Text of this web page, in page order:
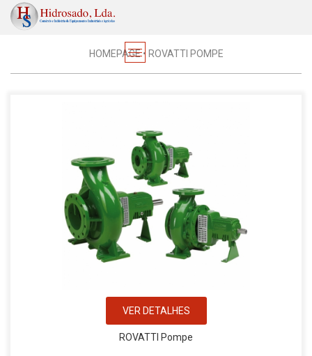
Electrobombas
HOMEPAGE• ROVATTI POMPE
VER DETALHES
ROVATTI Pompe